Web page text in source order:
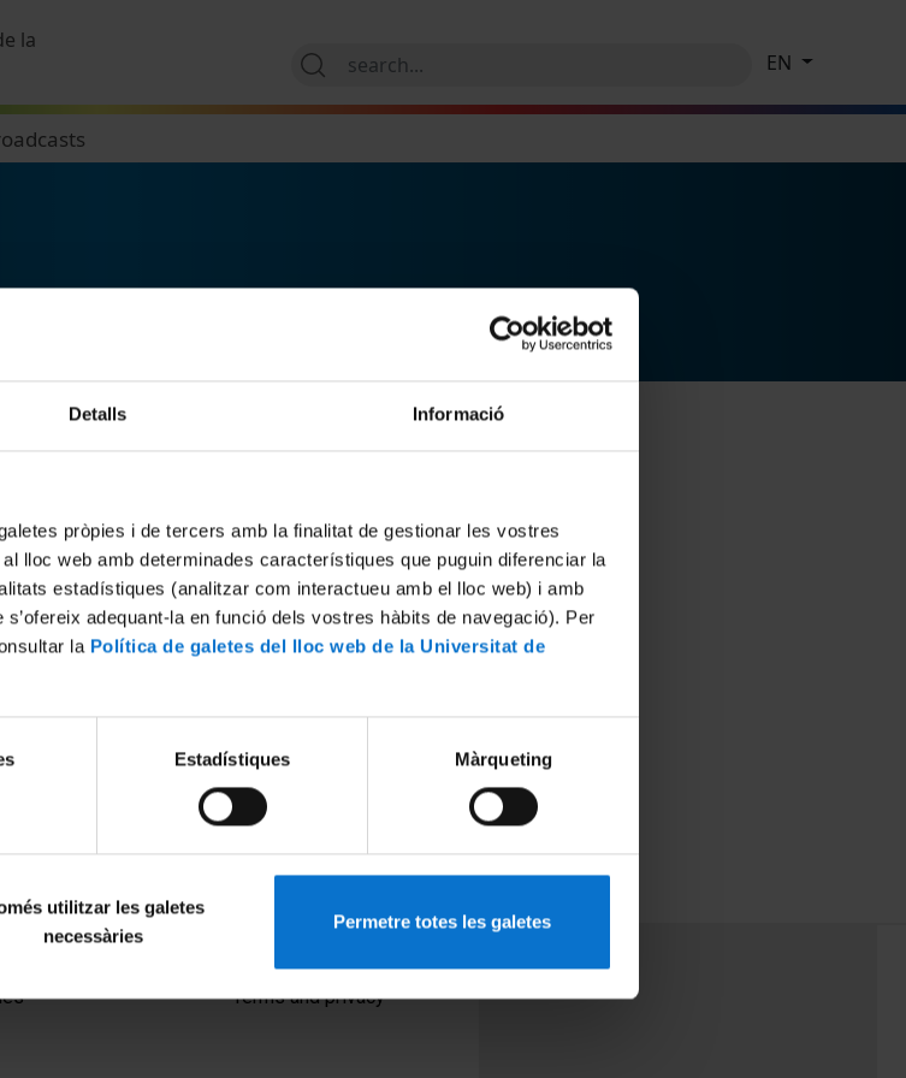
Detalls Informació
pròpies i de tercers amb la finalitat de gestionar les vostres
lloc web amb determinades característiques que puguin diferenciar la
estadístiques (analitzar com interactueu amb el lloc web) i amb
adequant-la en funció dels vostres hàbits de navegació). Per
la Política de galetes del lloc web de la Universitat de
Estadístiques Màrqueting
utilitzar les galetes
necessàries
Permetre totes les galetes
la
EN
Terms and privacy